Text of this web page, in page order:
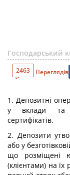
Господарський
2463 Переглядів
1. Депозитні
у вклади та
сертифікатів.
2. Депозити
або у
що розміщені
(клієнтами) на їх